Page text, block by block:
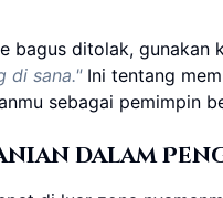
bagus ditolak, gunakan
di sana."Ini tentang
sebagai pemimpin
dalam